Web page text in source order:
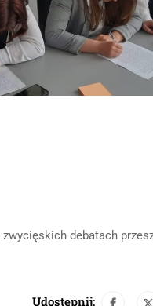
zwycięskich debatach
Udostępnij: